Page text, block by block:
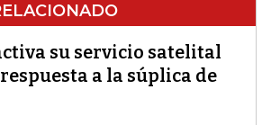
su servicio satelital
a la súplica de